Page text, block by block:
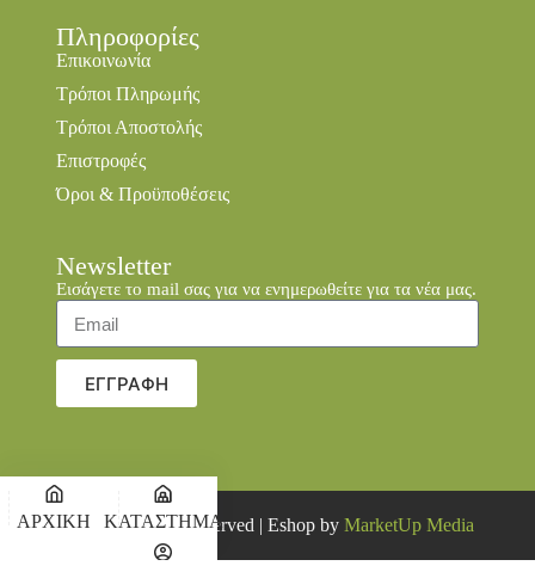
Πληροφορίες
Επικοινωνία
Τρόποι Πληρωμής
Τρόποι Αποστολής
Επιστροφές
Όροι & Προϋποθέσεις
Newsletter
Εισάγετε το mail σας για να ενημερωθείτε για τα νέα μας.
ΕΓΓΡΑΦΗ
© 2026 all rights reserved | Eshop byMarketUp Media
ΑΡΧΙΚΗ ΚΑΤΑΣΤΗΜΑ